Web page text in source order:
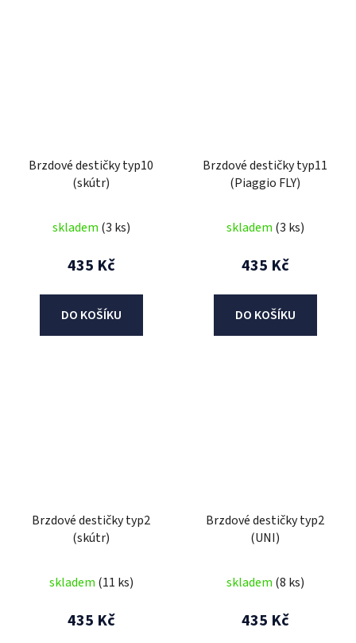
Brzdové destičky typ10
(skútr)
skladem (3 ks)
435 Kč
DO KOŠÍKU
Brzdové destičky typ11
(Piaggio FLY)
skladem (3 ks)
435 Kč
DO KOŠÍKU
Brzdové destičky typ2
(skútr)
skladem (11 ks)
435 Kč
Brzdové destičky typ2
(UNI)
skladem (8 ks)
435 Kč